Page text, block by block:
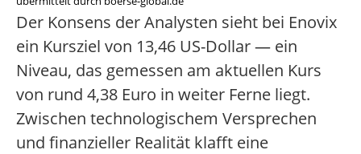
Der Konsens der Analysten sieht bei Enovix
ein Kursziel von 13,46 US-Dollar — ein
Niveau, das gemessen am aktuellen Kurs
von rund 4,38 Euro in weiter Ferne liegt.
Zwischen technologischem Versprechen
und finanzieller Realität klafft eine